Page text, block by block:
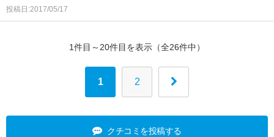
投稿日:2017/05/17
1件目～20件目を表示（全26件中）
1 2
クチコミを投稿する